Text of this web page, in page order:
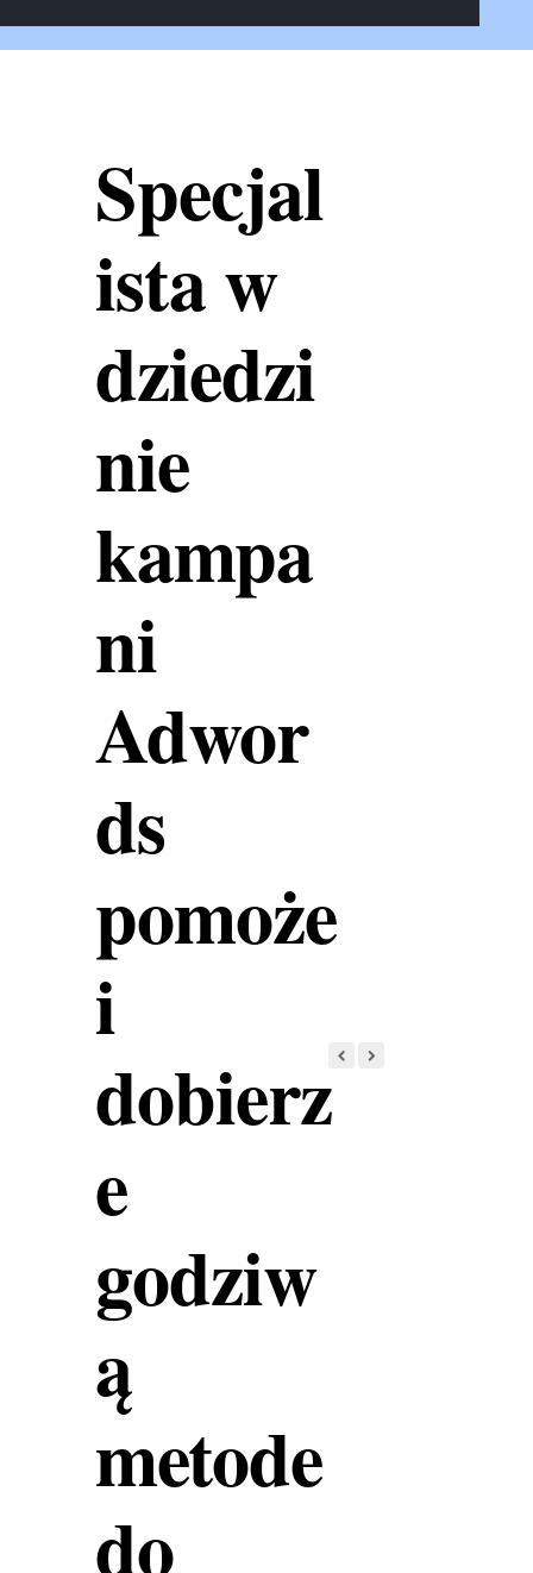
Specjal
ista w
dziedzi
nie
kampa
ni
Adwor
ds
pomoże
i
dobierz
e
godziw
ą
metode
do